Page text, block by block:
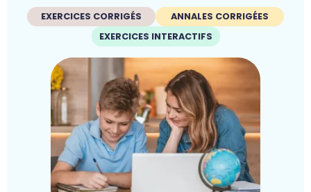
EXERCICES CORRIGÉS
ANNALES CORRIGÉES
EXERCICES INTERACTIFS